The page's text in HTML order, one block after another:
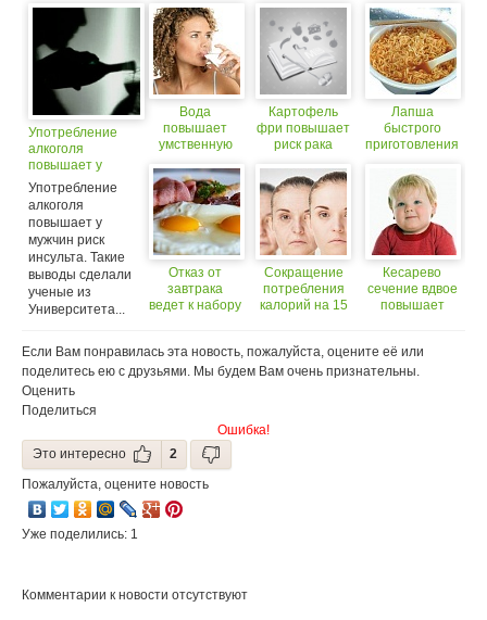
Употребление
алкоголя
повышает у
мужчин риск
инсульта (18+)
Употребление
алкоголя
повышает у
мужчин риск
инсульта. Такие
выводы сделали
ученые из
Университета...
Вода
повышает
умственную
14 процентов
Отказ от
завтрака
ведет к набору
Картофель
фри повышает
риск рака
Сокращение
потребления
калорий на 15
возрастных
заболеваний
Лапша
быстрого
приготовления
риск опасных
заболеваний
Кесарево
сечение вдвое
повышает
Если Вам понравилась эта новость, пожалуйста, оцените её или
поделитесь ею с друзьями. Мы будем Вам очень признательны.
Оценить
Поделиться
Ошибка!
Это интересно
2
Пожалуйста, оцените новость
Уже поделились: 1
Комментарии к новости отсутствуют